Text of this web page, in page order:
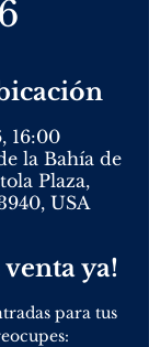
16:00
la Bahía de
Plaza,
USA
venta ya!
para tus